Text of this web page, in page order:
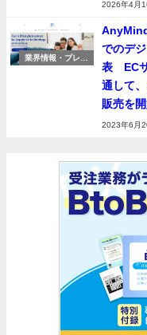
2026年4月
業界情報・プレス
でのデ
表 EC
通して
販売を
2023年6月